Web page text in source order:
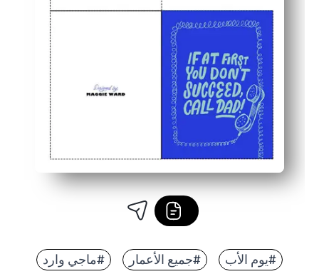
#يوم الأب #جميع الأعمار #ماجي وارد